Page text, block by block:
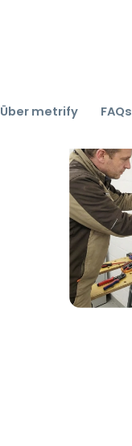
Über metrify FAQs